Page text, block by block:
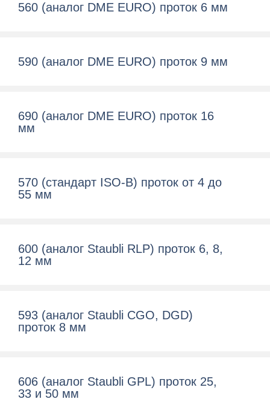
560 (аналог DME EURO) проток 6 мм
590 (аналог DME EURO) проток 9 мм
690 (аналог DME EURO) проток 16
мм
570 (cтандарт ISO-B) проток от 4 до
55 мм
600 (aналог Staubli RLP) проток 6, 8,
12 мм
593 (аналог Staubli CGO, DGD)
проток 8 мм
606 (аналог Staubli GPL) проток 25,
33 и 50 мм